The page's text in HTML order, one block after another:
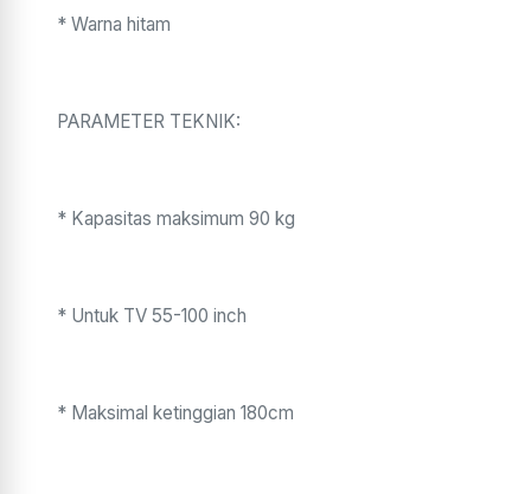
* Warna hitam
PARAMETER TEKNIK:
* Kapasitas maksimum 90 kg
* Untuk TV 55-100 inch
* Maksimal ketinggian 180cm